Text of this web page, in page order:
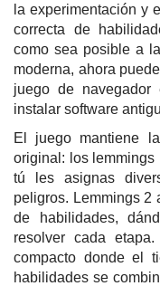
la experimentación y
correcta de
como sea posible a
moderna, ahora
juego de navegador
instalar software
El juego mantiene
original: los lemmings
tú les asignas
peligros. Lemmings 2
de habilidades,
resolver cada
compacto donde el
habilidades se